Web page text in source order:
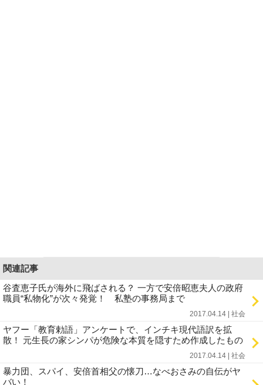
関連記事
谷査恵子氏が海外に飛ばされる？ 一方で安倍昭恵夫人の政府
職員“私物化”が次々発覚！ 私塾の事務局まで
2017.04.14 | 社会
ヤフー「教育勅語」アンケートで、インチキ現代語訳を拡
散！ 元生長の家シンパが危険な本質を隠すため作成したもの
2017.04.14 | 社会
暴力団、スパイ、安倍首相父の懐刀…なべおさみの自伝がヤ
バい！